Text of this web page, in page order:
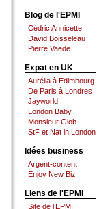
Blog de l'EPMI
Cédric Annicette
David Boisseleau
Pierre Vaede
Expat en UK
Aurélia à Edimbourg
De Paris à Londres
Jayworld
London Baby
Monsieur Glob
StF et Nat in London
Idées business
Argent-content
Enjoy New Biz
Liens de l'EPMI
Site de l’EPMI